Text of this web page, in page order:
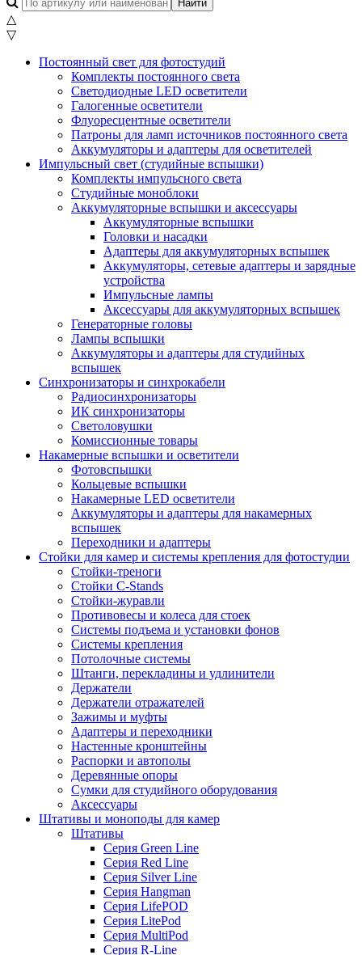
△
▽
Постоянный свет для фотостудий
Комплекты постоянного света
Светодиодные LED осветители
Галогенные осветители
Флуоресцентные осветители
Патроны для ламп источников постоянного света
Аккумуляторы и адаптеры для осветителей
Импульсный свет (студийные вспышки)
Комплекты импульсного света
Студийные моноблоки
Аккумуляторные вспышки и аксессуары
Аккумуляторные вспышки
Головки и насадки
Адаптеры для аккумуляторных вспышек
Аккумуляторы, сетевые адаптеры и зарядные
устройства
Импульсные лампы
Аксессуары для аккумуляторных вспышек
Генераторные головы
Лампы вспышки
Аккумуляторы и адаптеры для студийных
вспышек
Синхронизаторы и синхрокабели
Радиосинхронизаторы
ИК синхронизаторы
Светоловушки
Комиссионные товары
Накамерные вспышки и осветители
Фотовспышки
Кольцевые вспышки
Накамерные LED осветители
Аккумуляторы и адаптеры для накамерных
вспышек
Переходники и адаптеры
Стойки для камер и системы крепления для фотостудии
Стойки-треноги
Стойки C-Stands
Стойки-журавли
Противовесы и колеса для стоек
Системы подъема и установки фонов
Системы крепления
Потолочные системы
Штанги, перекладины и удлинители
Держатели
Держатели отражателей
Зажимы и муфты
Адаптеры и переходники
Настенные кронштейны
Распорки и автополы
Деревянные опоры
Сумки для студийного оборудования
Аксессуары
Штативы и моноподы для камер
Штативы
Серия Green Line
Серия Red Line
Серия Silver Line
Серия Hangman
Серия LifePOD
Серия LitePod
Серия MultiPod
Серия R-Line